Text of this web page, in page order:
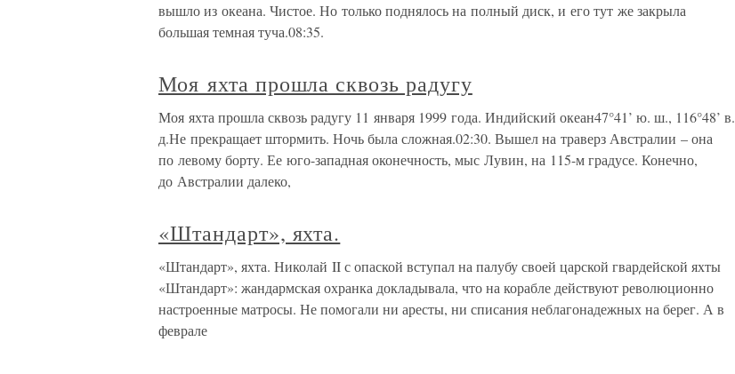
вышло из океана. Чистое. Но только поднялось на полный диск, и его тут же закрыла
большая темная туча.08:35.
Моя яхта прошла сквозь радугу
Моя яхта прошла сквозь радугу 11 января 1999 года. Индийский океан47°41’ ю. ш., 116°48’ в.
д.Не прекращает штормить. Ночь была сложная.02:30. Вышел на траверз Австралии – она
по левому борту. Ее юго-западная оконечность, мыс Лувин, на 115-м градусе. Конечно,
до Австралии далеко,
«Штандарт», яхта.
«Штандарт», яхта. Николай II с опаской вступал на палубу своей царской гвардейской яхты
«Штандарт»: жандармская охранка докладывала, что на корабле действуют революционно
настроенные матросы. Не помогали ни аресты, ни списания неблагонадежных на берег. А в
феврале